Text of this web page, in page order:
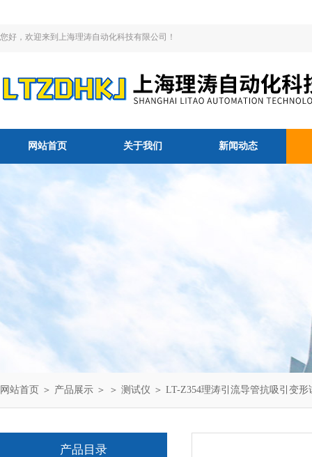
您好，欢迎来到上海理涛自动化科技有限公司！
网站首页 关于我们 新闻动态
网站首页 ＞ 产品展示 ＞ ＞ 测试仪 ＞ LT-Z354理涛引流导管抗吸引变
产品目录